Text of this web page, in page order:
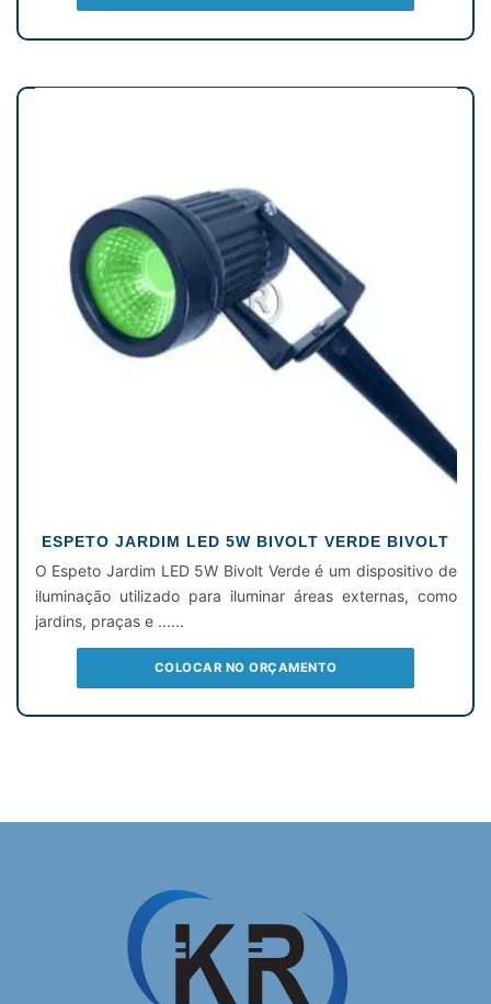
ESPETO JARDIM LED 5W BIVOLT VERDE BIVOLT
O Espeto Jardim LED 5W Bivolt Verde é um dispositivo de
iluminação utilizado para iluminar áreas externas, como
jardins, praças e ......
COLOCAR NO ORÇAMENTO